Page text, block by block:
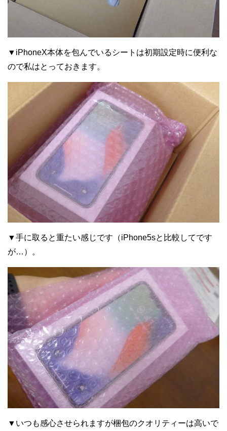
▼iPhoneX本体を包んでいるシートは初期設定時に便利な
ので私はとっておきます。
▼手に取ると重たい感じです（iPhone5sと比較してです
が…）。
▼いつも感心させられますが梱包のクオリティーは高いで